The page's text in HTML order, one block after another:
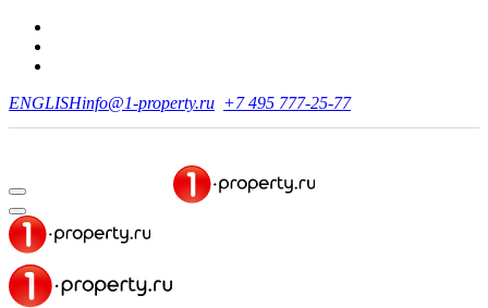
ENGLISHinfo@1-property.ru +7 495 777-25-77